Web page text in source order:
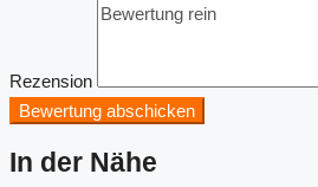
Rezension
Bewertung abschicken
In der Nähe